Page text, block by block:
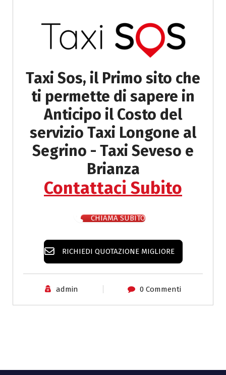
Taxi Sos, il Primo sito che
ti permette di sapere in
Anticipo ilCosto del
servizio Taxi Longone al
Segrino - Taxi Seveso e
Brianza
Contattaci Subito
CHIAMA SUBITO
RICHIEDI QUOTAZIONE MIGLIORE
admin 0 Commenti